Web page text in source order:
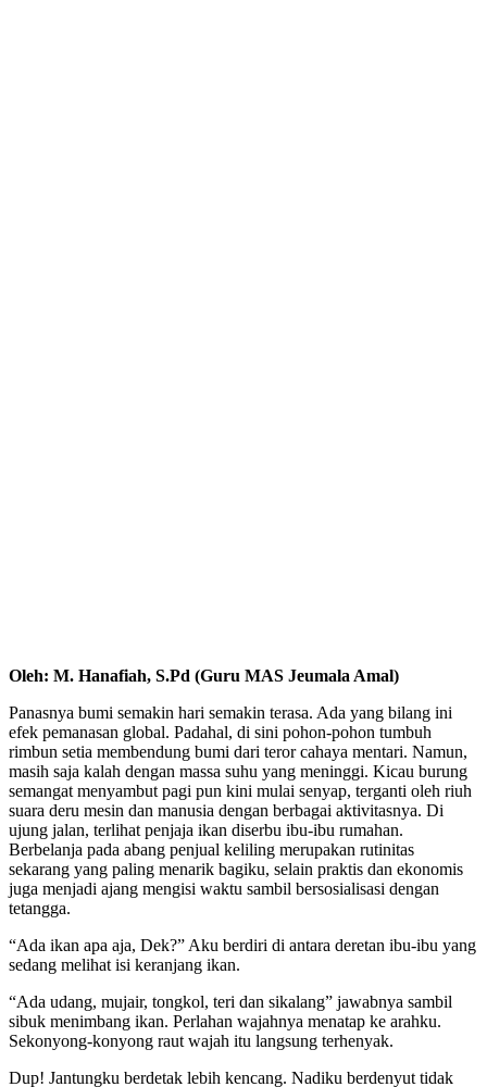
Oleh: M. Hanafiah, S.Pd (Guru MAS Jeumala Amal)
Panasnya bumi semakin hari semakin terasa. Ada yang bilang ini
efek pemanasan global. Padahal, di sini pohon-pohon tumbuh
rimbun setia membendung bumi dari teror cahaya mentari. Namun,
masih saja kalah dengan massa suhu yang meninggi. Kicau burung
semangat menyambut pagi pun kini mulai senyap, terganti oleh riuh
suara deru mesin dan manusia dengan berbagai aktivitasnya. Di
ujung jalan, terlihat penjaja ikan diserbu ibu-ibu rumahan.
Berbelanja pada abang penjual keliling merupakan rutinitas
sekarang yang paling menarik bagiku, selain praktis dan ekonomis
juga menjadi ajang mengisi waktu sambil bersosialisasi dengan
tetangga.
“Ada ikan apa aja, Dek?” Aku berdiri di antara deretan ibu-ibu yang
sedang melihat isi keranjang ikan.
“Ada udang, mujair, tongkol, teri dan sikalang” jawabnya sambil
sibuk menimbang ikan. Perlahan wajahnya menatap ke arahku.
Sekonyong-konyong raut wajah itu langsung terhenyak.
Dup! Jantungku berdetak lebih kencang. Nadiku berdenyut tidak